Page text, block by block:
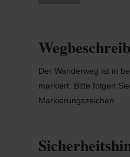
Der Wanderweg ist in
markiert. Bitte folgen
Markierungszeichen .